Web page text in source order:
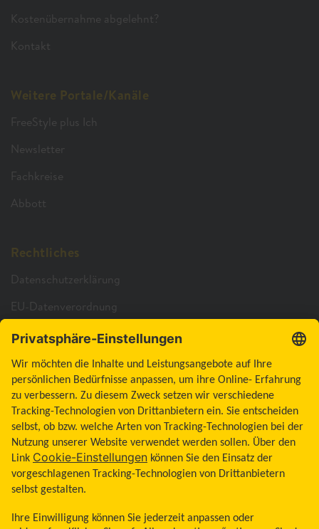
Kostenübernahme abgelehnt?
Kontakt
Weitere Portale/Kanäle
FreeStyle plus Ich
Newsletter
Fachkreise
Abbott
Rechtliches
Datenschutzerklärung
EU-Datenverordnung
Cookie-Richtlinie
Cookie-Einstellungen
Barrierefreiheitserklärung
Allgemeine Geschäftsbedingungen
Impressum
Land ändern